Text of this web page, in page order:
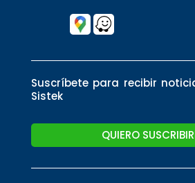
Suscríbete para recibir
Sistek
QUIERO